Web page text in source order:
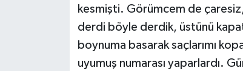
kesmişti. Görümcem de
derdi böyle derdik, üstünü
boynuma basarak saçlarımı
uyumuş numarası yaparlardı.